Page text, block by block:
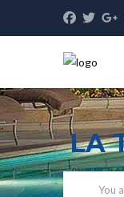
LA